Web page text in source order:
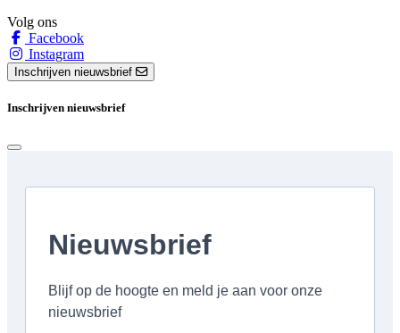
Volg ons
Facebook
Instagram
Inschrijven nieuwsbrief
Inschrijven nieuwsbrief